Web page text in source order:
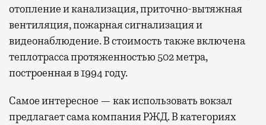
отопление и канализация, приточно-вытяжная
вентиляция, пожарная сигнализация и
видеонаблюдение. В стоимость также включена
теплотрасса протяженностью 502 метра,
построенная в 1994 году.
Самое интересное — как использовать вокзал
предлагает сама компания РЖД. В категориях